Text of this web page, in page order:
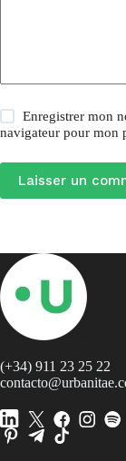
Enregistrer mon
navigateur pour mon
Laisser un
(+34) 911 23 25 22